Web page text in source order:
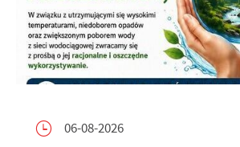
06-08-2026